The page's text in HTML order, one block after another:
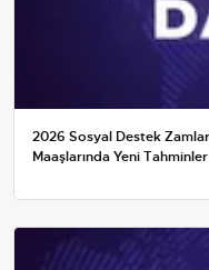
2026 Sosyal Destek
Maaşlarında Yeni Tahminler